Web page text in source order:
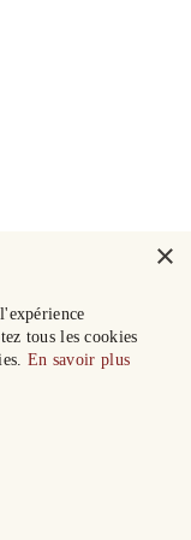
×
tous les cookies
En savoir plus